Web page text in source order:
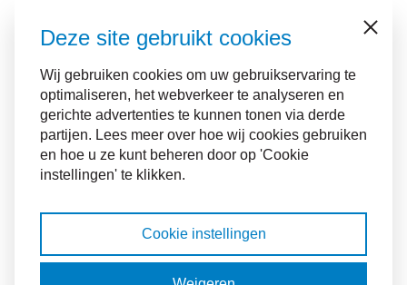
Deze site gebruikt cookies
Wij gebruiken cookies om uw gebruikservaring te
optimaliseren, het webverkeer te analyseren en
gerichte advertenties te kunnen tonen via derde
partijen. Lees meer over hoe wij cookies gebruiken
en hoe u ze kunt beheren door op 'Cookie
instellingen' te klikken.
Sluiten
Cookie instellingen